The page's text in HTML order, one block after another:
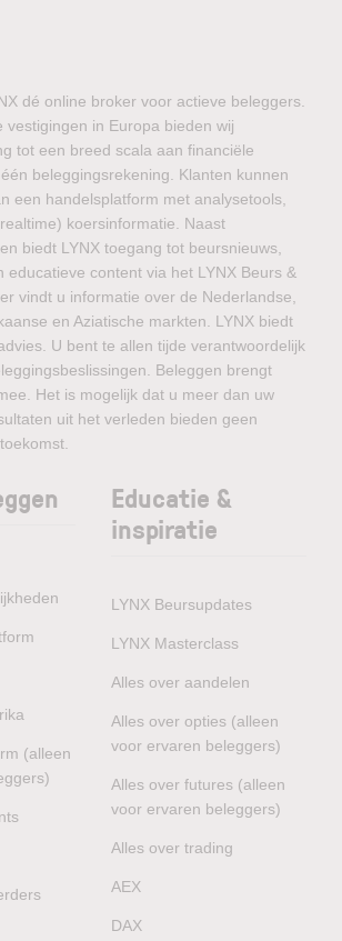
dé online broker voor actieve beleggers.
vestigingen in Europa bieden wij
tot een breed scala aan financiële
beleggingsrekening. Klanten kunnen
een handelsplatform met analysetools,
koersinformatie. Naast
biedt LYNX toegang tot beursnieuws,
educatieve content via het LYNX Beurs &
vindt u informatie over de Nederlandse,
en Aziatische markten. LYNX biedt
U bent te allen tijde verantwoordelijk
Beleggen brengt
Het is mogelijk dat u meer dan uw
uit het verleden bieden geen
(alleen
Educatie &
inspiratie
LYNX Beursupdates
LYNX Masterclass
Alles over aandelen
Alles over opties (alleen
voor ervaren beleggers)
Alles over futures (alleen
voor ervaren beleggers)
Alles over trading
AEX
DAX